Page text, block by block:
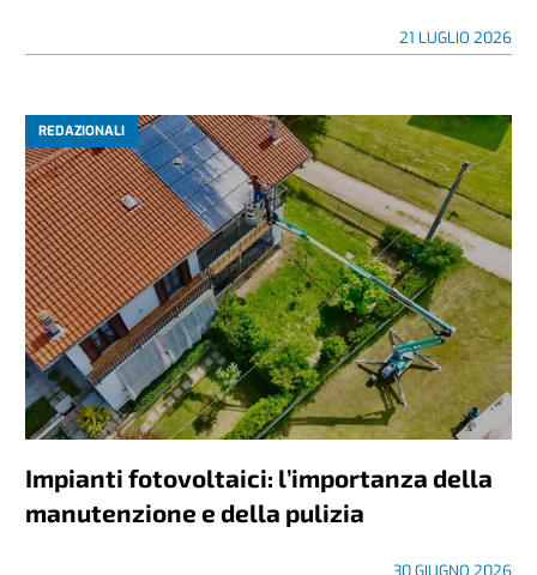
21 LUGLIO 2026
REDAZIONALI
Impianti fotovoltaici: l’importanza della
manutenzione e della pulizia
30 GIUGNO 2026